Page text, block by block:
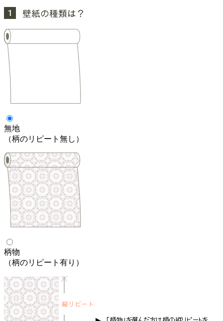
無地
（柄のリピート無し）
柄物
（柄のリピート有り）